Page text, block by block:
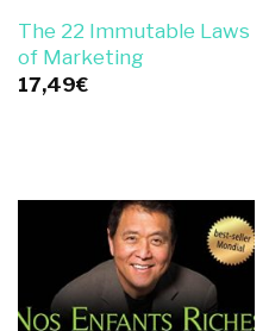
The 22 Immutable Laws
of Marketing
17,49€